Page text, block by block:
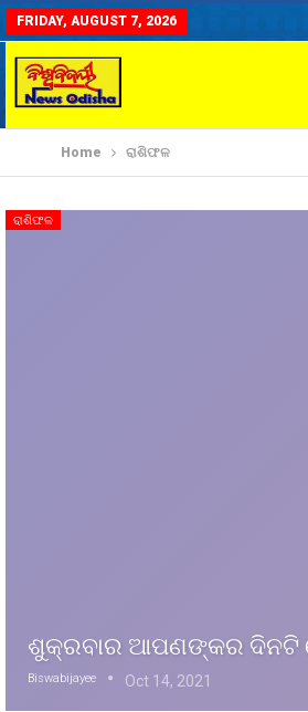
FRIDAY, AUGUST 7, 2026
Home ରାଶିଫଳ
ରାଶିଫଳ
ଶୁକ୍ରବାର ଆପଣଙ୍କର ଦିନଟି
Biswabijayee Oct 14, 2021